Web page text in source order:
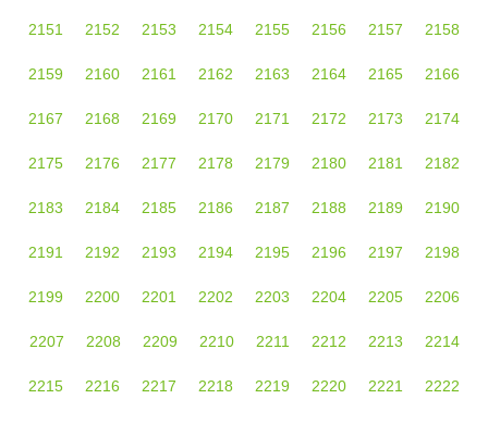
2151 2152 2153 2154 2155 2156 2157 2158
2159 2160 2161 2162 2163 2164 2165 2166
2167 2168 2169 2170 2171 2172 2173 2174
2175 2176 2177 2178 2179 2180 2181 2182
2183 2184 2185 2186 2187 2188 2189 2190
2191 2192 2193 2194 2195 2196 2197 2198
2199 2200 2201 2202 2203 2204 2205 2206
2207 2208 2209 2210 2211 2212 2213 2214
2215 2216 2217 2218 2219 2220 2221 2222